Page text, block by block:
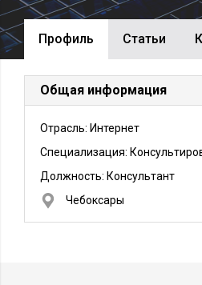
Профиль Cтатьи
Общая информация
Отрасль: Интернет
Специализация:
Должность: Консультант
Чебоксары